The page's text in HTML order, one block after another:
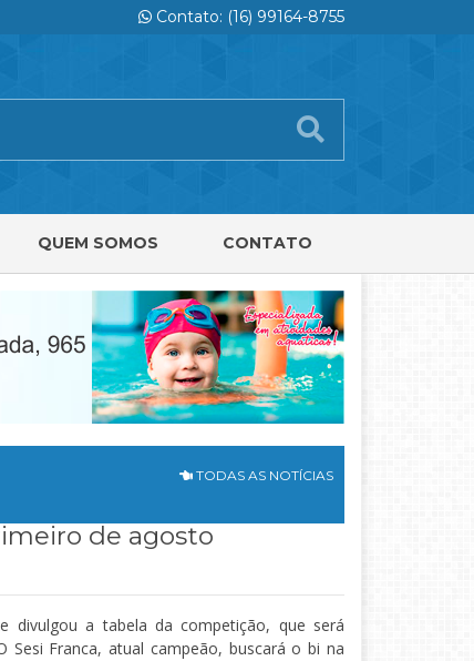
Contato: (16) 99164-8755
QUEM SOMOS CONTATO
TODAS AS NOTÍCIAS
de agosto
divulgou a tabela da competição, que será
Sesi Franca, atual campeão, buscará o bi na